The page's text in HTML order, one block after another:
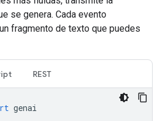
se genera. Cada evento
fragmento de texto que puedes
REST
genai